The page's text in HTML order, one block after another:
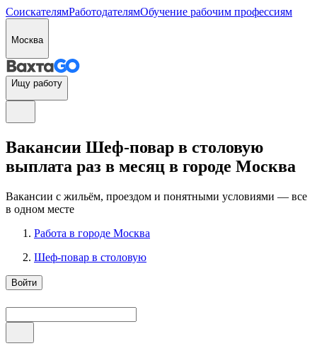
СоискателямРаботодателямОбучение рабочим профессиям
Москва
Ищу работу
Вакансии Шеф-повар в столовую
выплата раз в месяц в городе Москва
Вакансии с жильём, проездом и понятными условиями — все
в одном месте
Работа в городе Москва
Шеф-повар в столовую
Войти